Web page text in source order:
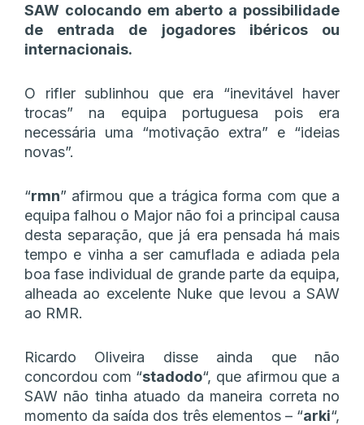
SAW colocando em aberto a possibilidade
de entrada de jogadores ibéricos ou
internacionais.
O rifler sublinhou que era “inevitável haver
trocas” na equipa portuguesa pois era
necessária uma “motivação extra” e “ideias
novas”.
“rmn” afirmou que a trágica forma com que a
equipa falhou o Major não foi a principal causa
desta separação, que já era pensada há mais
tempo e vinha a ser camuflada e adiada pela
boa fase individual de grande parte da equipa,
alheada ao excelente Nuke que levou a SAW
ao RMR.
Ricardo Oliveira disse ainda que não
concordou com “stadodo“, que afirmou que a
SAW não tinha atuado da maneira correta no
momento da saída dos três elementos – “arki“,